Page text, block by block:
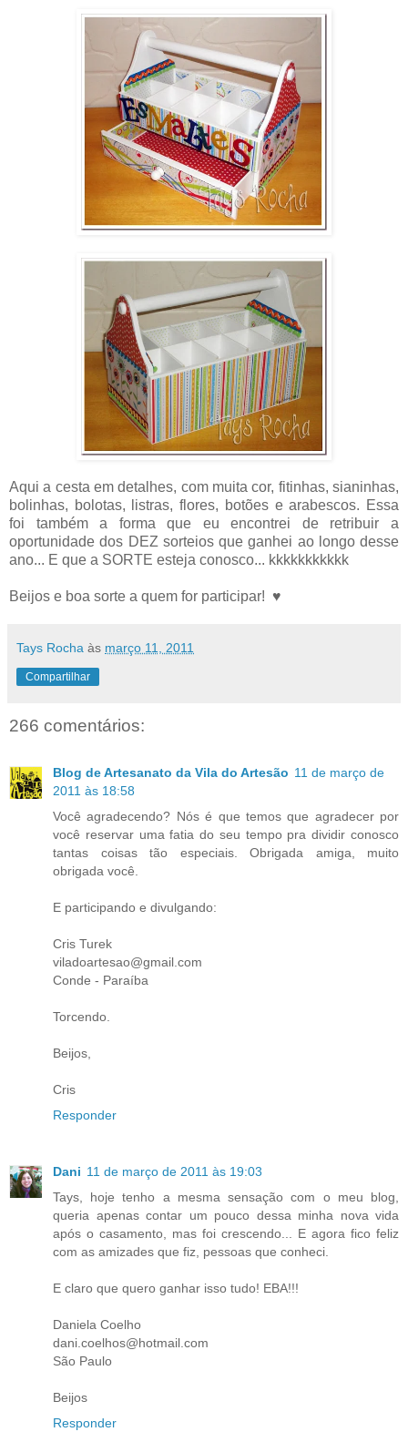
Aqui a cesta em detalhes, com muita cor, fitinhas, sianinhas,
bolinhas, bolotas, listras, flores, botões e arabescos. Essa
foi também a forma que eu encontrei de retribuir a
oportunidade dos DEZ sorteios que ganhei ao longo desse
ano... E que a SORTE esteja conosco... kkkkkkkkkkk
Beijos e boa sorte a quem for participar! ♥
Tays Rocha às março 11, 2011
Compartilhar
266 comentários:
Blog de Artesanato da Vila do Artesão 11 de março de
2011 às 18:58
Você agradecendo? Nós é que temos que agradecer por
você reservar uma fatia do seu tempo pra dividir conosco
tantas coisas tão especiais. Obrigada amiga, muito
obrigada você.
E participando e divulgando:
Cris Turek
viladoartesao@gmail.com
Conde - Paraíba
Torcendo.
Beijos,
Cris
Responder
Dani 11 de março de 2011 às 19:03
Tays, hoje tenho a mesma sensação com o meu blog,
queria apenas contar um pouco dessa minha nova vida
após o casamento, mas foi crescendo... E agora fico feliz
com as amizades que fiz, pessoas que conheci.
E claro que quero ganhar isso tudo! EBA!!!
Daniela Coelho
dani.coelhos@hotmail.com
São Paulo
Beijos
Responder